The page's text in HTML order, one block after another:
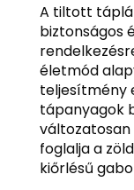
A tiltott
biztonságos
életmód
teljesítmény
tápanyagok
foglalja a
kiőrlésű